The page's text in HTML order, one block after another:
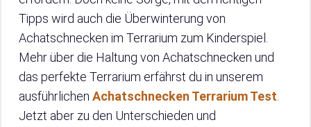
Tipps wird auch die Überwinterung von
Achatschnecken im Terrarium zum Kinderspiel.
Mehr über die Haltung von Achatschnecken und
das perfekte Terrarium erfährst du in unserem
ausführlichen Achatschnecken Terrarium Test
Jetzt aber zu den Unterschieden und